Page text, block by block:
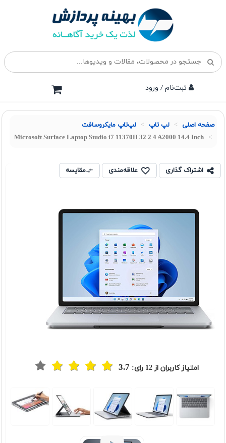
ثبت‌نام / ورود
صفحه اصلی لپ تاپ لپ‌تاپ مایکروسافت
Microsoft Surface Laptop Studio i7 11370H 32 2 4 A2000 14.4 Inch
اشتراک گذاری علاقه‌مندی مقایسه
امتیاز کاربران از12 رای: 3.7